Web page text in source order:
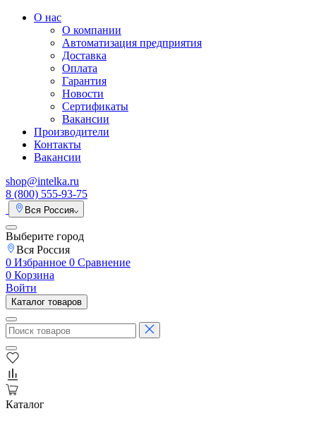
О нас
О компании
Автоматизация предприятия
Доставка
Оплата
Гарантия
Новости
Сертификаты
Вакансии
Производители
Контакты
Вакансии
shop@intelka.ru
8 (800) 555-93-75
Вся Россия
Выберите город
Вся Россия
0 Избранное 0 Сравнение
0 Корзина
Войти
Каталог товаров
Каталог